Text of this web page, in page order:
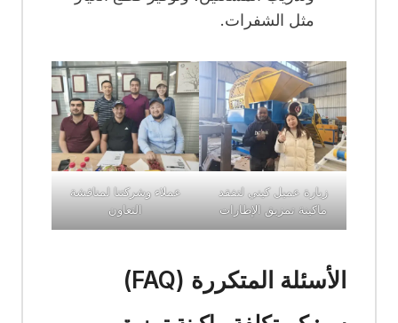
مثل الشفرات.
زيارة عميل كيني لتفقد
ماكينة تمزيق الإطارات
عملاء وشركتنا لمناقشة
التعاون
الأسئلة المتكررة (FAQ)